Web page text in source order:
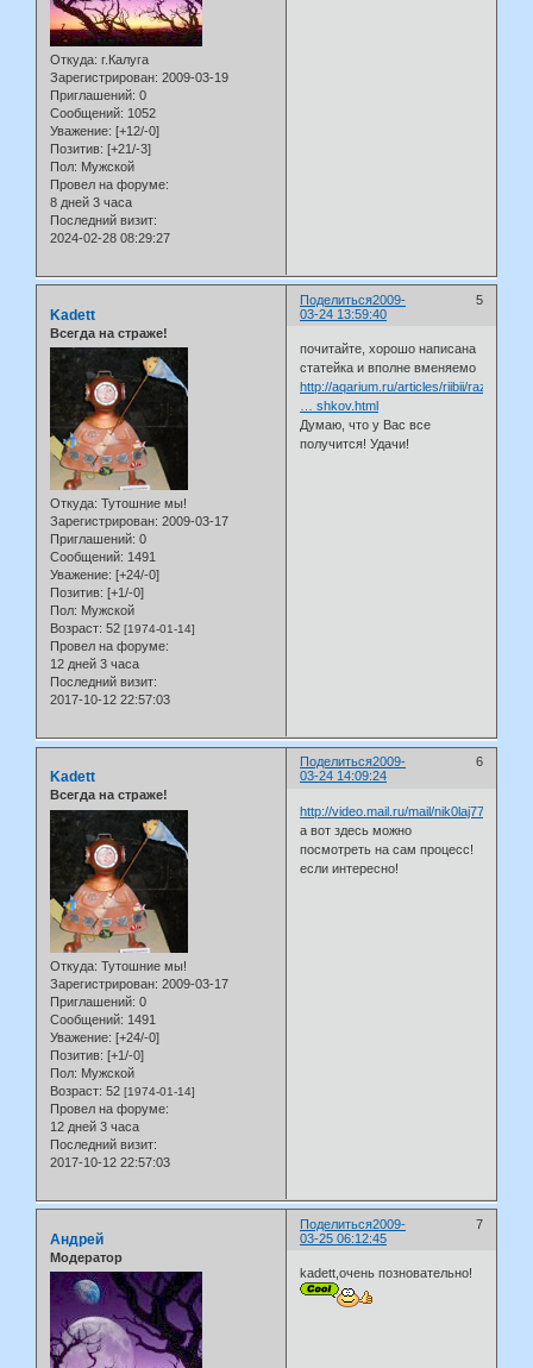
Откуда: г.Калуга
Зарегистрирован: 2009-03-19
Приглашений: 0
Сообщений: 1052
Уважение: [+12/-0]
Позитив: [+21/-3]
Пол: Мужской
Провел на форуме:
8 дней 3 часа
Последний визит:
2024-02-28 08:29:27
Поделиться 5
2009-
03-24 13:59:40
Kadett
Всегда на страже!
Откуда: Тутошние мы!
Зарегистрирован: 2009-03-17
Приглашений: 0
Сообщений: 1491
Уважение: [+24/-0]
Позитив: [+1/-0]
Пол: Мужской
Возраст: 52 [1974-01-14]
Провел на форуме:
12 дней 3 часа
Последний визит:
2017-10-12 22:57:03
почитайте, хорошо написана
статейка и вполне вменяемо
http://aqarium.ru/articles/riibii/razve
… shkov.html
Думаю, что у Вас все
получится! Удачи!
Поделиться 6
2009-
03-24 14:09:24
Kadett
Всегда на страже!
Откуда: Тутошние мы!
Зарегистрирован: 2009-03-17
Приглашений: 0
Сообщений: 1491
Уважение: [+24/-0]
Позитив: [+1/-0]
Пол: Мужской
Возраст: 52 [1974-01-14]
Провел на форуме:
12 дней 3 часа
Последний визит:
2017-10-12 22:57:03
http://video.mail.ru/mail/nik0laj77/35/
а вот здесь можно
посмотреть на сам процесс!
если интересно!
Поделиться 7
2009-
03-25 06:12:45
Андрей
Модератор
kadett,очень позновательно!